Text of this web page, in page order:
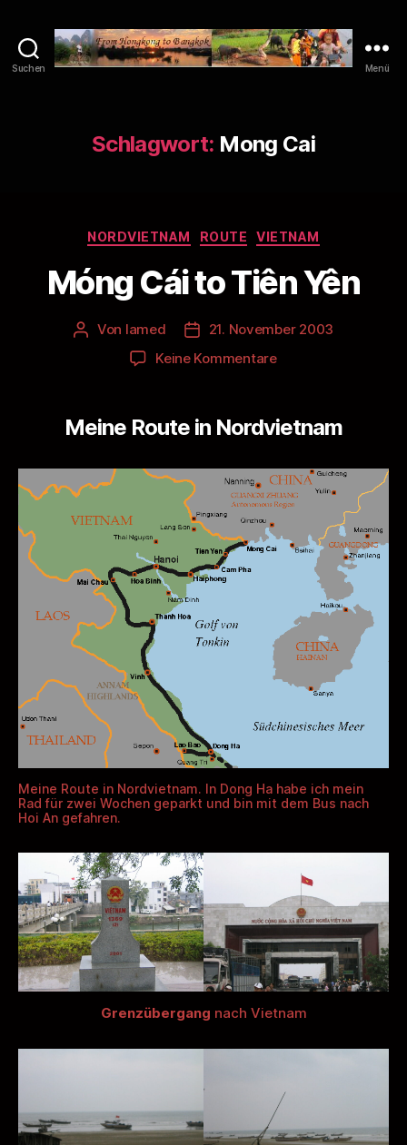
Suchen Menü
Schlagwort: Mong Cai
Kategorien
NORDVIETNAM ROUTE VIETNAM
Móng Cái to Tiên Yên
Beitragsautor
Von lamed Veröffentlichungsdatum
21. November 2003
Keine Kommentarezu
to
Tiên
Meine Route in Nordvietnam
Meine Route in Nordvietnam. In Dong Ha habe ich mein
Rad für zwei Wochen geparkt und bin mit dem Bus nach
Hoi An gefahren.
Grenzübergang nach Vietnam